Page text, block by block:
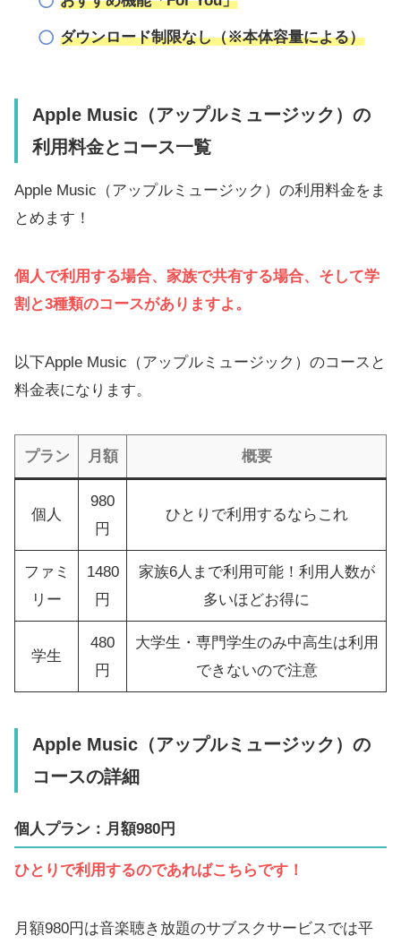
ダウンロード制限なし（※本体容量による）
Apple Music（アップルミュージック）の
利用料金とコース一覧
Apple Music（アップルミュージック）の利用料金をま
とめます！
個人で利用する場合、家族で共有する場合、そして学
割と3種類のコースがありますよ。
以下Apple Music（アップルミュージック）のコースと
料金表になります。
プラン 月額 概要
個人
980
円
ひとりで利用するならこれ
ファミ
リー
1480
円
家族6人まで利用可能！利用人数が
多いほどお得に
学生
480
円
大学生・専門学生のみ中高生は利用
できないので注意
Apple Music（アップルミュージック）の
コースの詳細
個人プラン：月額980円
ひとりで利用するのであればこちらです！
月額980円は音楽聴き放題のサブスクサービスでは平